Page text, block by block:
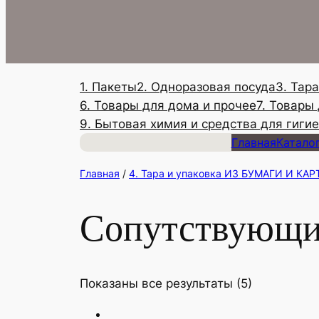
1. Пакеты2. Одноразовая посуда3.
6. Товары для дома и прочее7. Товары
9. Бытовая химия и средства для
Главная
Главная / 4. Тара и упаковка ИЗ БУМАГИ И
Показаны все результаты (5)